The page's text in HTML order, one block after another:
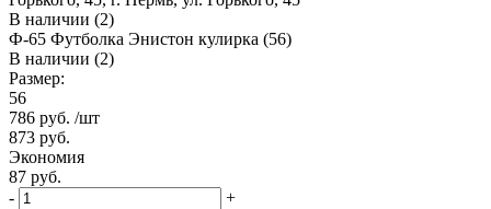
В наличии (2)
Ф-65 Футболка Энистон кулирка (56)
В наличии (2)
Размер:
56
786 руб. /шт
873 руб.
Экономия
87 руб.
-
+